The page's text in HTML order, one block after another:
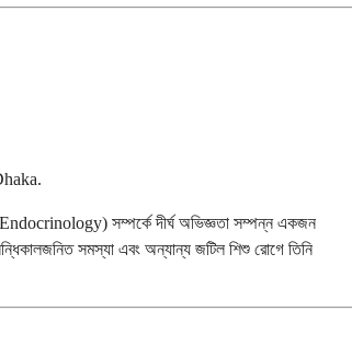
সম্পর্কে দীর্ঘ অভিজ্ঞতা সম্পন্ন একজন
সমস্যা এবং অন্যান্য জটিল শিশু রোগে তিনি